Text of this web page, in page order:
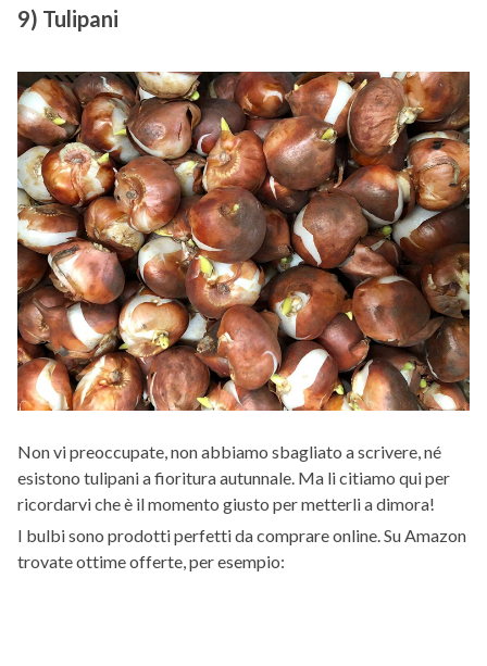
9) Tulipani
Non vi preoccupate, non abbiamo sbagliato a scrivere, né
esistono tulipani a fioritura autunnale. Ma li citiamo qui per
ricordarvi che è il momento giusto per metterli a dimora!
I bulbi sono prodotti perfetti da comprare online. Su Amazon
trovate ottime offerte, per esempio: